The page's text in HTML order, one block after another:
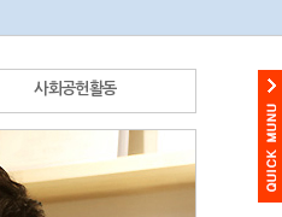
사회공헌활동